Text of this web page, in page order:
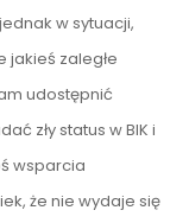
w sytuacji,
zaległe
udostępnić
zły status w BIK i
wsparcia
że nie wydaje się